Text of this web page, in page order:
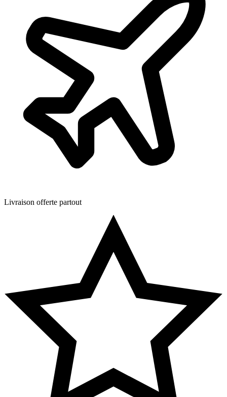
Livraison offerte partout